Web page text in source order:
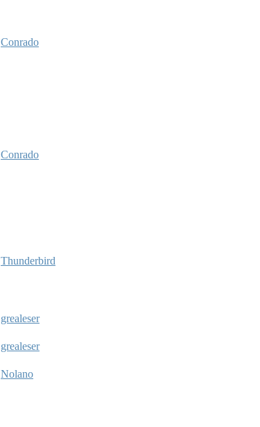
Conrado
Conrado
Thunderbird
grealeser
grealeser
Nolano